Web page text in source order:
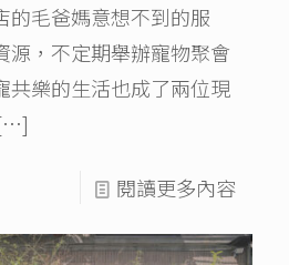
的毛爸媽意想不到的服
源，不定期舉辦寵物聚會
共樂的生活也成了兩位現
閱讀更多內容